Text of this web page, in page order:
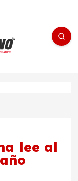
noticias/editorial
lee al